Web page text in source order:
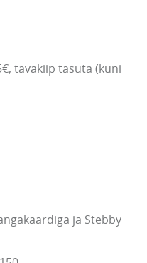
tavakiip tasuta (kuni
ja Stebby